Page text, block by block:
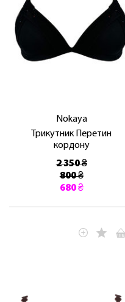
Nokaya
Трикутник Перетин
кордону
2 350 ₴
800 ₴
680 ₴